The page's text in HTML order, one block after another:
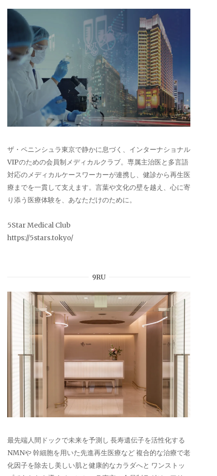
ザ・ペニンシュラ東京で静かに息づく、インターナショナル
VIPのための会員制メディカルクラブ。専属主治医と多言語
対応のメディカルケースワーカーが連携し、健診から再生医
療までを一貫して支えます。言葉や文化の壁を越え、心に寄
り添う医療体験を、あなただけのために。
5Star Medical Club
https://5stars.tokyo/
9RU
最先端人間ドックで未来を予測し 長寿遺伝子を活性化する
NMNや 幹細胞を用いた先進再生医療など 複合的な治療で老
化因子を除去し美しい肌と健康的なカラダへと ワンストッ